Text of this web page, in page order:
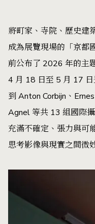
將町家、寺院、歷史建
成為展覽現場的「京都
前公布了 2026 年的主
4 月 18 日至 5 月 17 日
到 Anton Corbijn、
Agnel 等共 13 組國際
充滿不確定、張力與可
思考影像與現實之間微